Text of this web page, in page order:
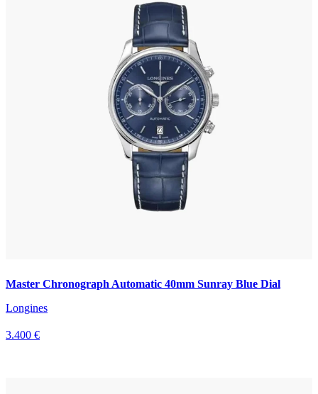
Master Chronograph Automatic 40mm Sunray Blue Dial
Longines
3.400 €